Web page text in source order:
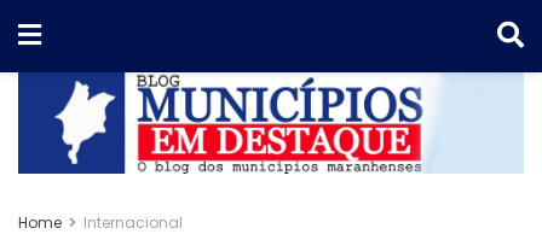
Home Internacional